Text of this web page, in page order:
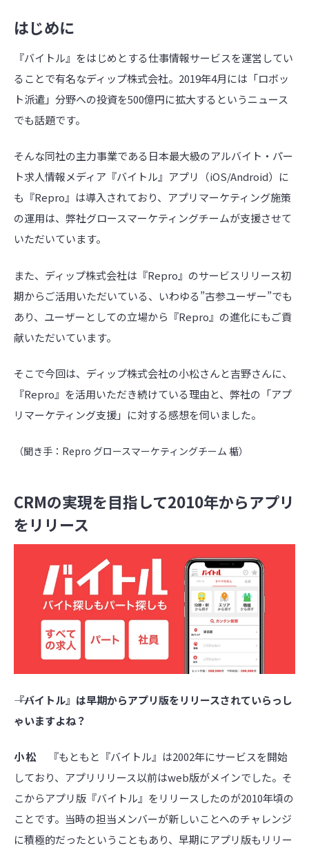
はじめに
『バイトル』をはじめとする仕事情報サービスを運営してい
ることで有名なディップ株式会社。2019年4月には「ロボッ
ト派遣」分野への投資を500億円に拡大するというニュース
でも話題です。
そんな同社の主力事業である日本最大級のアルバイト・パー
ト求人情報メディア『バイトル』アプリ（iOS/Android）に
も『Repro』は導入されており、アプリマーケティング施策
の運用は、弊社グロースマーケティングチームが支援させて
いただいています。
また、ディップ株式会社は『Repro』のサービスリリース初
期からご活用いただいている、いわゆる”古参ユーザー”でも
あり、ユーザーとしての立場から『Repro』の進化にもご貢
献いただいています。
そこで今回は、ディップ株式会社の小松さんと吉野さんに、
『Repro』を活用いただき続けている理由と、弊社の「アプ
リマーケティング支援」に対する感想を伺いました。
（聞き手：Repro グロースマーケティングチーム 楯）
CRMの実現を目指して2010年からアプリ
をリリース
――『バイトル』は早期からアプリ版をリリースされていらっし
ゃいますよね？
小松
『もともと『バイトル』は2002年にサービスを開始
しており、アプリリリース以前はweb版がメインでした。そ
こからアプリ版『バイトル』をリリースしたのが2010年頃の
ことです。当時の担当メンバーが新しいことへのチャレンジ
に積極的だったということもあり、早期にアプリ版もリリー